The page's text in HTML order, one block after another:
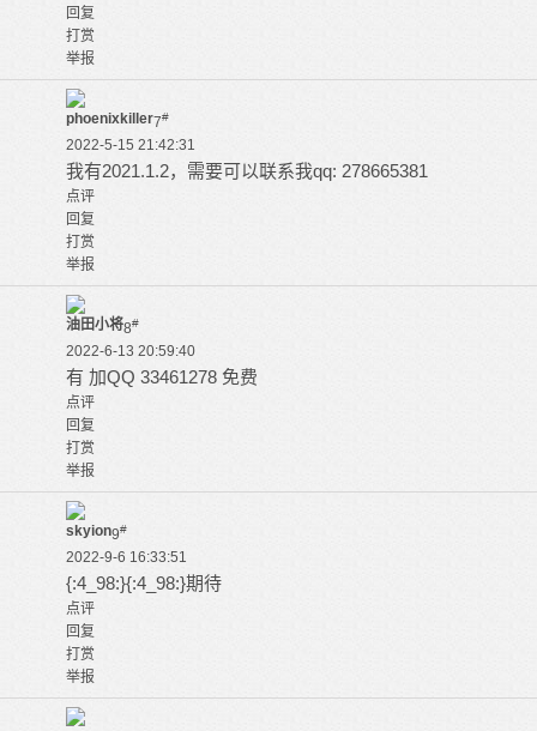
回复
打赏
举报
phoenixkiller7#
2022-5-15 21:42:31
我有2021.1.2，需要可以联系我qq: 278665381
点评
回复
打赏
举报
油田小将8#
2022-6-13 20:59:40
有 加QQ 33461278 免费
点评
回复
打赏
举报
skyion9#
2022-9-6 16:33:51
{:4_98:}{:4_98:}期待
点评
回复
打赏
举报